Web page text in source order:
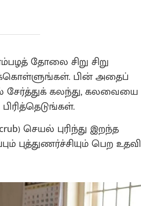
தோலை சிறு சிறு
பின் அதைப்
சேர்த்துக் கலந்து, கலவையை
செயல் புரிந்து இறந்த
புத்துணர்ச்சியும் பெற உதவி